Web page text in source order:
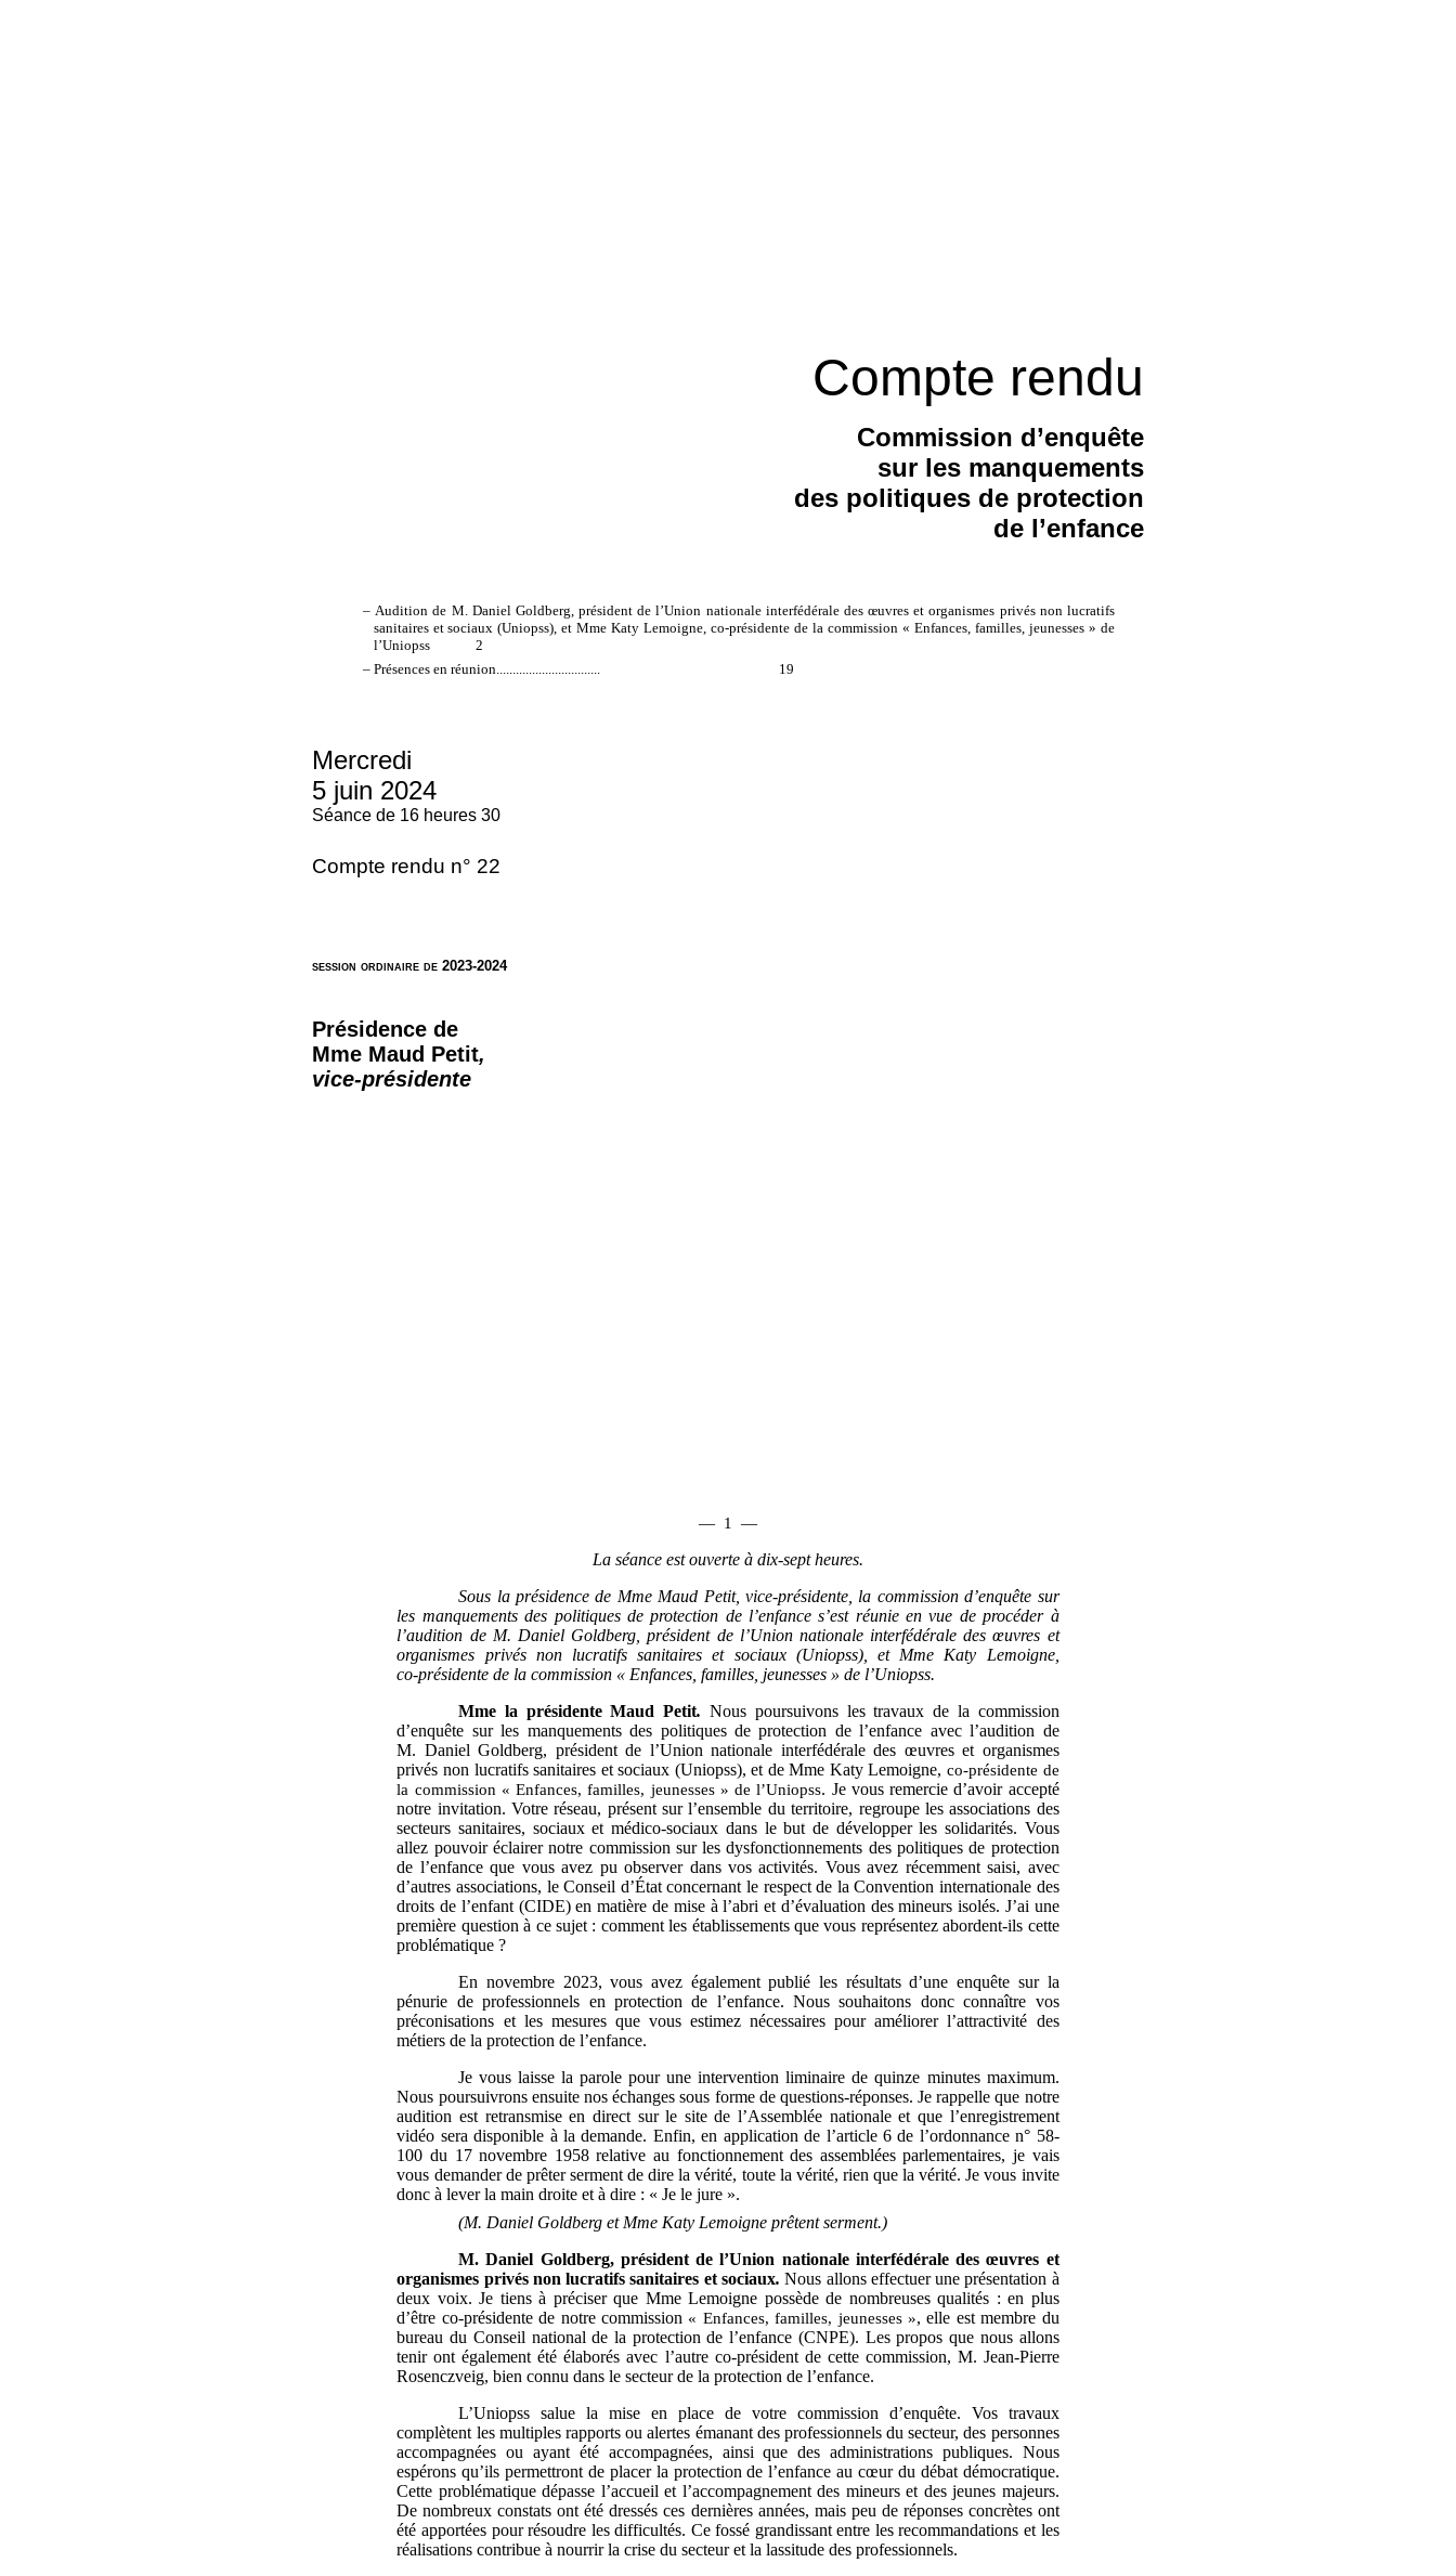
Compte rendu
Commission d’enquête
sur les manquements
des politiques de protection
de l’enfance
– Audition de M. Daniel Goldberg, président de l’Union nationale interfédérale des œuvres et organismes privés non lucratifs
sanitaires et sociaux (Uniopss), et Mme Katy Lemoigne, co-présidente de la commission « Enfances, familles, jeunesses » de
l’Uniopss 2
– Présences en réunion
19
Mercredi
5 juin 2024
Séance de 16 heures 30
Compte rendu n° 22
session ordinaire de 2023-2024
Présidence de
Mme Maud Petit,
vice-présidente
— 1 —
La séance est ouverte à dix-sept heures.
Sous la présidence de Mme Maud Petit, vice-présidente, la commission d’enquête sur
les manquements des politiques de protection de l’enfance s’est réunie en vue de procéder à
l’audition de M. Daniel Goldberg, président de l’Union nationale interfédérale des œuvres et
organismes privés non lucratifs sanitaires et sociaux (Uniopss), et Mme Katy Lemoigne,
co‑présidente de la commission « Enfances, familles, jeunesses » de l’Uniopss.
Mme la présidente Maud Petit. Nous poursuivons les travaux de la commission
d’enquête sur les manquements des politiques de protection de l’enfance avec l’audition de
M. Daniel Goldberg, président de l’Union nationale interfédérale des œuvres et organismes
privés non lucratifs sanitaires et sociaux (Uniopss), et de Mme Katy Lemoigne,co-présidente de
la commission « Enfances, familles, jeunesses » de l’Uniopss. Je vous remercie d’avoir accepté
notre invitation. Votre réseau, présent sur l’ensemble du territoire, regroupe les associations des
secteurs sanitaires, sociaux et médico‑sociaux dans le but de développer les solidarités. Vous
allez pouvoir éclairer notre commission sur les dysfonctionnements des politiques de protection
de l’enfance que vous avez pu observer dans vos activités. Vous avez récemment saisi, avec
d’autres associations, le Conseil d’État concernant le respect de la Convention internationale des
droits de l’enfant (CIDE) en matière de mise à l’abri et d’évaluation des mineurs isolés. J’ai une
première question à ce sujet : comment les établissements que vous représentez abordent‑ils cette
problématique ?
En novembre 2023, vous avez également publié les résultats d’une enquête sur la
pénurie de professionnels en protection de l’enfance. Nous souhaitons donc connaître vos
préconisations et les mesures que vous estimez nécessaires pour améliorer l’attractivité des
métiers de la protection de l’enfance.
Je vous laisse la parole pour une intervention liminaire de quinze minutes maximum.
Nous poursuivrons ensuite nos échanges sous forme de questions-réponses. Je rappelle que notre
audition est retransmise en direct sur le site de l’Assemblée nationale et que l’enregistrement
vidéo sera disponible à la demande. Enfin, en application de l’article 6 de l’ordonnance n° 58-
100 du 17 novembre 1958 relative au fonctionnement des assemblées parlementaires, je vais
vous demander de prêter serment de dire la vérité, toute la vérité, rien que la vérité. Je vous invite
donc à lever la main droite et à dire : « Je le jure ».
(M. Daniel Goldberg et Mme Katy Lemoigne prêtent serment.)
M. Daniel Goldberg, président de l’Union nationale interfédérale des œuvres et
organismes privés non lucratifs sanitaires et sociaux. Nous allons effectuer une présentation à
deux voix. Je tiens à préciser que Mme Lemoigne possède de nombreuses qualités : en plus
d’être co-présidente de notre commission « Enfances, familles, jeunesses », elle est membre du
bureau du Conseil national de la protection de l’enfance (CNPE). Les propos que nous allons
tenir ont également été élaborés avec l’autre co-président de cette commission, M. Jean-Pierre
Rosenczveig, bien connu dans le secteur de la protection de l’enfance.
L’Uniopss salue la mise en place de votre commission d’enquête. Vos travaux
complètent les multiples rapports ou alertes émanant des professionnels du secteur, des personnes
accompagnées ou ayant été accompagnées, ainsi que des administrations publiques. Nous
espérons qu’ils permettront de placer la protection de l’enfance au cœur du débat démocratique.
Cette problématique dépasse l’accueil et l’accompagnement des mineurs et des jeunes majeurs.
De nombreux constats ont été dressés ces dernières années, mais peu de réponses concrètes ont
été apportées pour résoudre les difficultés. Ce fossé grandissant entre les recommandations et les
réalisations contribue à nourrir la crise du secteur et la lassitude des professionnels.